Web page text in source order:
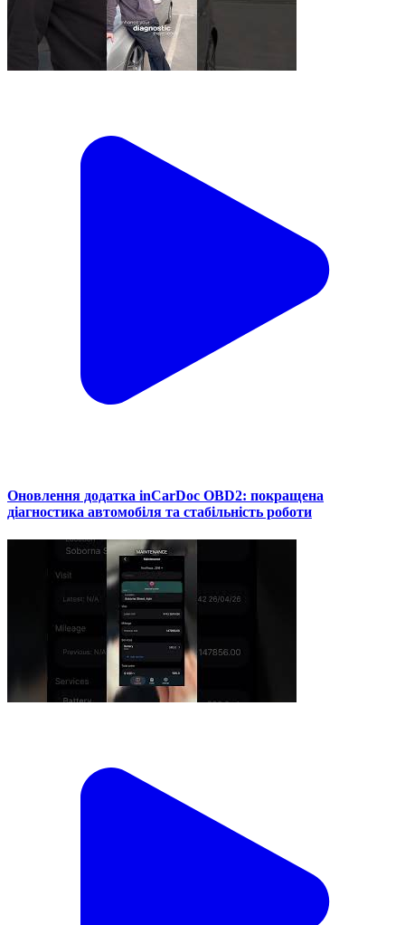
Оновлення додатка inCarDoc OBD2: покращена
діагностика автомобіля та стабільність роботи